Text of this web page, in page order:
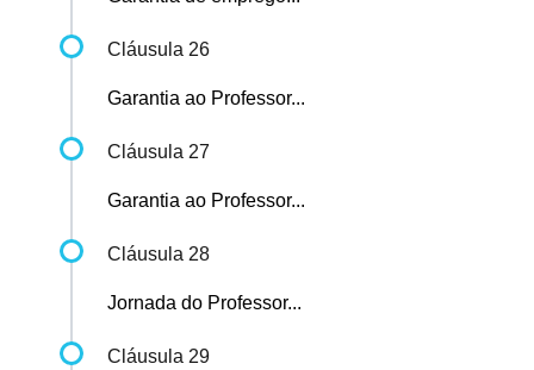
Cláusula 26
Garantia ao Professor...
Cláusula 27
Garantia ao Professor...
Cláusula 28
Jornada do Professor...
Cláusula 29